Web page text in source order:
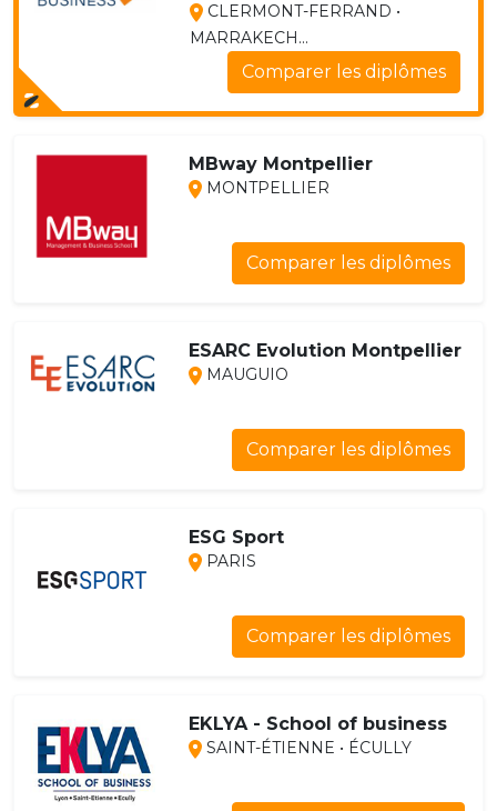
CLERMONT-FERRAND •
MARRAKECH...
Comparer les diplômes
MBway Montpellier
MONTPELLIER
Comparer les diplômes
ESARC Evolution Montpellier
MAUGUIO
Comparer les diplômes
ESG Sport
PARIS
Comparer les diplômes
EKLYA - School of business
SAINT-ÉTIENNE • ÉCULLY